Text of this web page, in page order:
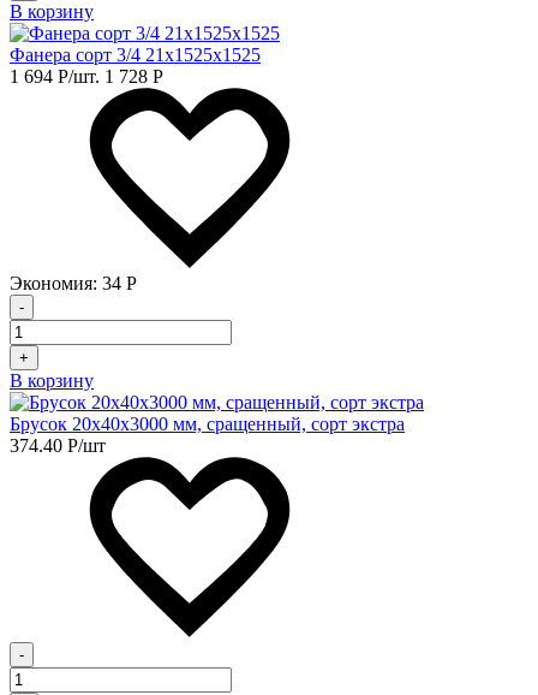
В корзину
Фанера сорт 3/4 21х1525х1525
1 694 Р/шт. 1 728 Р
Экономия: 34 Р
-
+
В корзину
Брусок 20х40х3000 мм, сращенный, сорт экстра
374.40 Р/шт
-